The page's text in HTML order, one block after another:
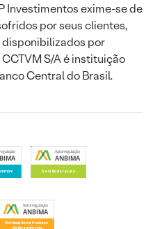
Investimentos exime-se de
por seus clientes,
disponibilizados por
S/A é instituição
Central do Brasil.